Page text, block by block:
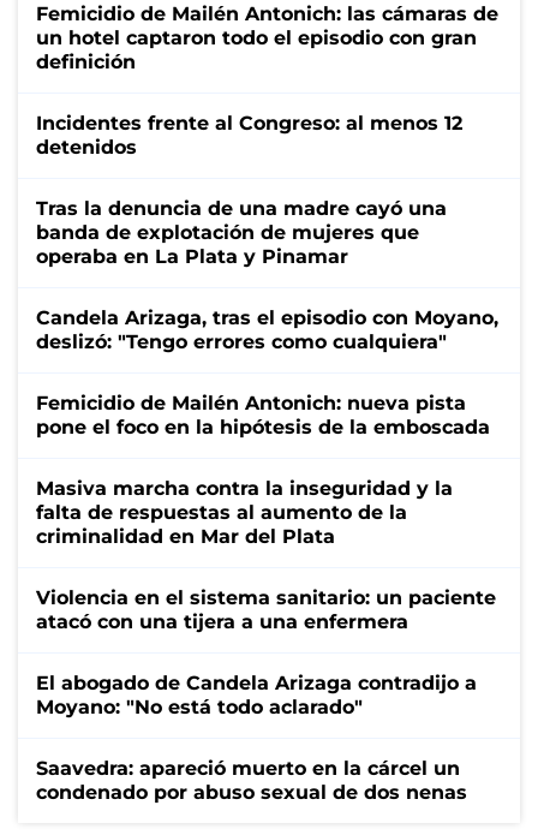
Femicidio de Mailén Antonich: las cámaras de
un hotel captaron todo el episodio con gran
definición
Incidentes frente al Congreso: al menos 12
detenidos
Tras la denuncia de una madre cayó una
banda de explotación de mujeres que
operaba en La Plata y Pinamar
Candela Arizaga, tras el episodio con Moyano,
deslizó: "Tengo errores como cualquiera"
Femicidio de Mailén Antonich: nueva pista
pone el foco en la hipótesis de la emboscada
Masiva marcha contra la inseguridad y la
falta de respuestas al aumento de la
criminalidad en Mar del Plata
Violencia en el sistema sanitario: un paciente
atacó con una tijera a una enfermera
El abogado de Candela Arizaga contradijo a
Moyano: "No está todo aclarado"
Saavedra: apareció muerto en la cárcel un
condenado por abuso sexual de dos nenas